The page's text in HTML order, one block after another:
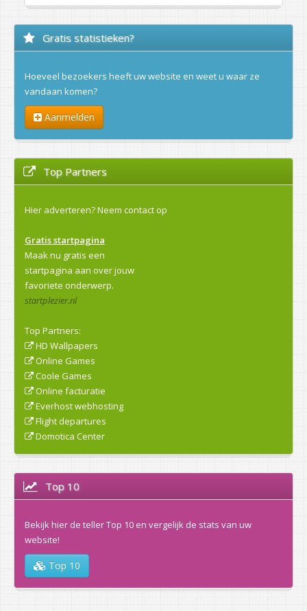
Gratis statistieken?
Hoeveel bezoekers heeft uw website en weet u waar ze
vandaan komen?
Aanmelden
Top Partners
Hier adverteren?Neem contact op
Gratis startpagina
Maak nu gratis een
startpagina aan over jouw
favoriete onderwerp.
startplezier.nl
Top Partners:
HD Wallpapers
Online Games
Coole Games
Online facturatie
Everhost webhosting
Flight departures
Domotica Center
Top 10
Bekijk hier de teller Top 10 en vergelijk de stats van uw
website!
Top 10